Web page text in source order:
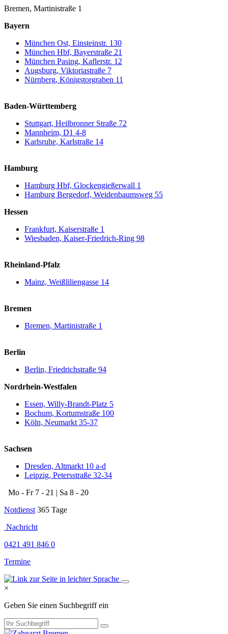
Bremen, Martinistraße 1
Bayern
München Ost, Einsteinstr. 130
München Hbf, Bayerstraße 21
München Pasing, Kaflerstr. 12
Augsburg, Viktoriastraße 7
Nürnberg, Königstorgraben 11
Baden-Württemberg
Stuttgart, Heilbronner Straße 72
Mannheim, D1 4-8
Karlsruhe, Karlstraße 14
Hamburg
Hamburg Hbf, Glockengießerwall 1
Hamburg Bergedorf, Weidenbaumsweg 55
Hessen
Frankfurt, Kaiserstraße 1
Wiesbaden, Kaiser-Friedrich-Ring 98
Rheinland-Pfalz
Mainz, Weißliliengasse 14
Bremen
Bremen, Martinistraße 1
Berlin
Berlin, Friedrichstraße 94
Nordrhein-Westfalen
Essen, Willy-Brandt-Platz 5
Bochum, Kortumstraße 100
Köln, Neumarkt 35-37
Sachsen
Dresden, Altmarkt 10 a-d
Leipzig, Petersstraße 32-34
Mo - Fr 7 - 21 | Sa 8 - 20
Notdienst 365 Tage
Nachricht
0421 491 846 0
Termine
×
Geben Sie einen Suchbegriff ein